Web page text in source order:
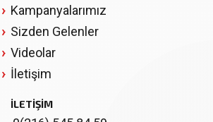
Kampanyalarımız
Sizden Gelenler
Videolar
İletişim
İLETİŞİM